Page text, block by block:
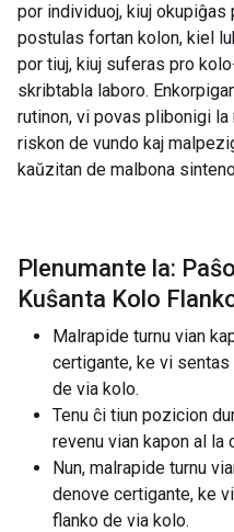
por individuoj, kiuj okupiĝas
postulas fortan kolon, kiel
por tiuj, kiuj suferas pro
skribtabla laboro.
rutinon, vi povas plibonigi
riskon de vundo kaj
kaŭzitan de malbona
Plenumante la:
Kuŝanta Kolo
Malrapide turnu vian
certigante, ke vi
de via kolo.
Tenu ĉi tiun pozicion
revenu vian kapon al la
Nun, malrapide turnu
denove certigante, ke
flanko de via kolo.